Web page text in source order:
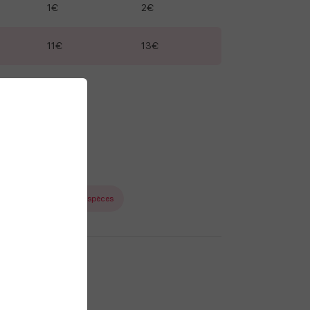
1€ 2€
11€ 13€
Espèces